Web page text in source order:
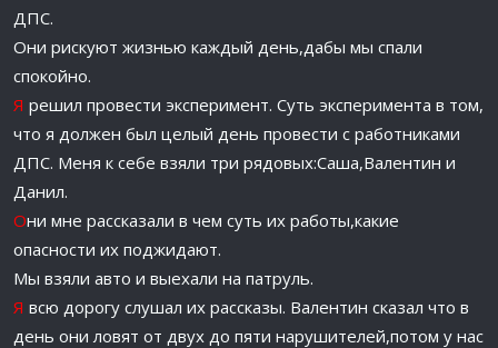
ДПС.
Они рискуют жизнью каждый день,дабы мы спали
спокойно.
Я решил провести эксперимент. Суть эксперимента в том,
что я должен был целый день провести с работниками
ДПС. Меня к себе взяли три рядовых:Саша,Валентин и
Данил.
Они мне рассказали в чем суть их работы,какие
опасности их поджидают.
Мы взяли авто и выехали на патруль.
Я всю дорогу слушал их рассказы. Валентин сказал что в
день они ловят от двух до пяти нарушителей,потом у нас